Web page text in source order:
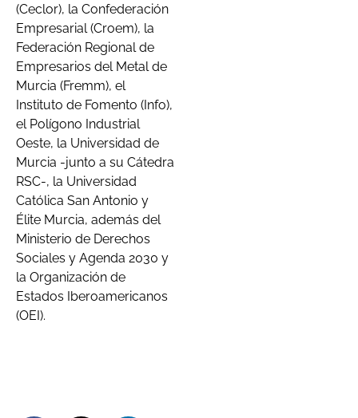
(Ceclor), la Confederación
Empresarial (Croem), la
Federación Regional de
Empresarios del Metal de
Murcia (Fremm), el
Instituto de Fomento (Info),
el Polígono Industrial
Oeste, la Universidad de
Murcia -junto a su Cátedra
RSC-, la Universidad
Católica San Antonio y
Élite Murcia, además del
Ministerio de Derechos
Sociales y Agenda 2030 y
la Organización de
Estados Iberoamericanos
(OEI).